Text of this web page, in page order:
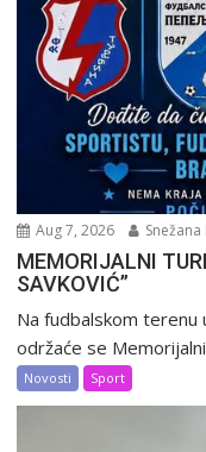
Aug 7, 2026 Snežana
MEMORIJALNI
SAVKOVIĆ”
Na fudbalskom
održaće se
Novosti Sport